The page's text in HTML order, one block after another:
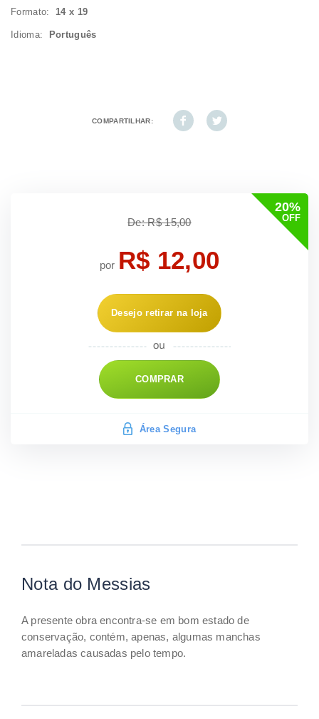
Formato: 14 x 19
Idioma: Português
COMPARTILHAR:
20%
OFF
De: R$ 15,00
por R$ 12,00
Desejo retirar na loja
COMPRAR
Área Segura
Nota do Messias
A presente obra encontra-se em bom estado de
conservação, contém, apenas, algumas manchas
amareladas causadas pelo tempo.